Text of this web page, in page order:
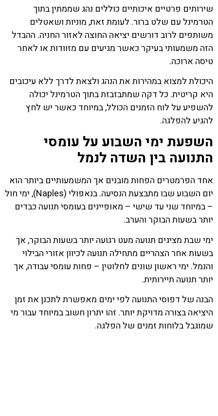
שירותים פרטיים איכותיים כוללים נהג שממתין בתוך
הטרמינל עם שלט ברור. לעומת זאת, מוניות ושאטלים
משותפים לרוב דורשים יציאה החוצה לאזור החניה. ההבדל
הזה משמעותי בעיקר כאשר מגיעים עם מזוודות או לאחר
טיסה ארוכה.
היכולת למצוא במהירות את הנהג ולצאת לדרך ללא עיכובים
היא קריטית. כל דקה שמתבזבזת בתוך הטרמינל יכולה
להשפיע על לוח הזמנים הכולל, במיוחד כאשר יש לחץ
להגיע להפלגה.
השפעת ימי השבוע על עומסי
התנועה בין השדה לנמל
אחד הפרמטרים הפחות מובנים אך המשמעותיים ביותר הוא
יום השבוע שבו מתבצעת הנסיעה. בנאפולי (Naples), ימי חול
– במיוחד שני עד שישי – מאופיינים בעומסי תנועה כבדים
יותר בשעות הבוקר והערב.
ימי שבת מציגים תנועה מעט רגועה יותר בשעות הבוקר, אך
בשעות אחר הצהריים מתחילה תנועה לכיוון אזורי הבילוי
והנמל. ימי ראשון שונים לחלוטין – פחות עומסי עבודה, אך
יותר תנועה תיירותית.
הבנה של דפוסי התנועה לפי ימים מאפשרת לתכנן את זמן
היציאה בצורה מדויקת יותר. זהו יתרון חשוב במיוחד עבור מי
שמוגבל בלוחות זמנים של הפלגה.